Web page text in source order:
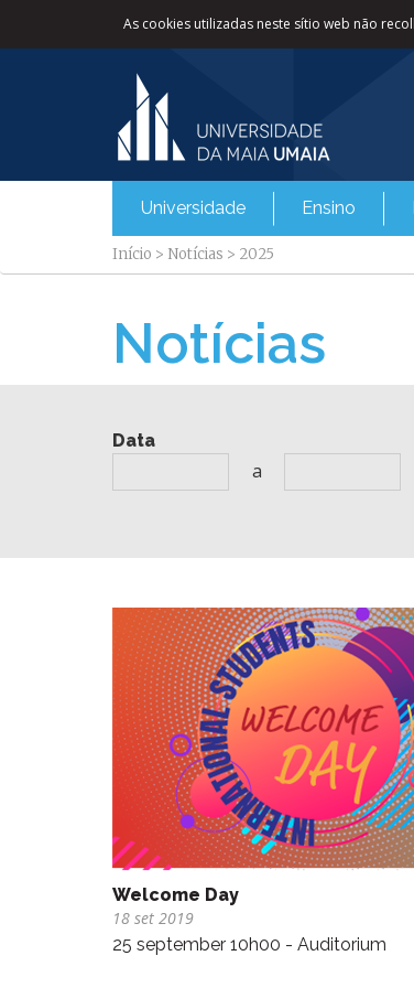
As cookies utilizadas neste sítio web não
Universidade Ensino
Início > Notícias > 2025
Notícias
Data
a
Welcome Day
18 set 2019
25 september 10h00 - Auditorium